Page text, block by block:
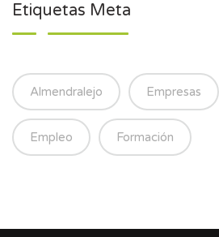
Etiquetas Meta
Almendralejo Empresas
Empleo Formación